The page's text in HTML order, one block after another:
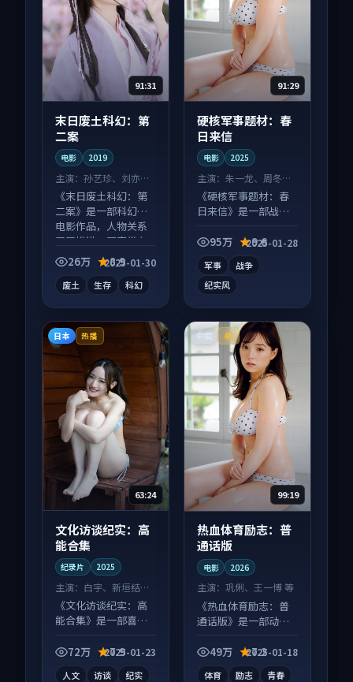
91:31
末日废土科幻：第
二案
电影 2019
主演： 孙艺珍、刘亦菲
等
《末日废土科幻：第
二案》是一部科幻向
电影作品，人物关系
层层推进，尾声常有
情绪落点。
26万 8.9
2025-01-30
废土 生存 科幻
91:29
硬核军事题材：春
日来信
电影 2025
主演：朱一龙、周冬雨
等
《硬核军事题材：春
日来信》是一部战争
屏端观看，细节更丰
95万 9.6
2025-01-28
军事
战争
纪实风
日本 热播
63:24
文化访谈纪实：高
能合集
纪录片 2025
主演： 白宇、新垣结衣
等
《文化访谈纪实：高
能合集》是一部喜剧
持续发酵，适合周末
72万 7.9
2025-01-23
人文 访谈 纪实
中国 4K
99:19
热血体育励志：普
通话版
电影 2026
主演：巩俐、王一博 等
《热血体育励志：普
通话版》是一部动作
素齐全，观感爽快不
49万 7.2
2025-01-18
体育 励志 青春